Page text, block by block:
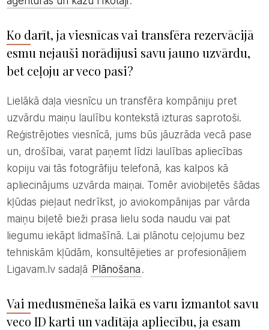
Ko darīt, ja viesnīcas vai transfēra rezervācijā
esmu nejauši norādījusi savu jauno uzvārdu,
bet ceļoju ar veco pasi?
Lielākā daļa viesnīcu un transfēra kompāniju pret
uzvārdu maiņu laulību kontekstā izturas saprotoši.
Reģistrējoties viesnīcā, jums būs jāuzrāda vecā pase
un, drošībai, varat paņemt līdzi laulības apliecības
kopiju vai tās fotogrāfiju telefonā, kas kalpos kā
apliecinājums uzvārda maiņai. Tomēr aviobiļetēs šādas
kļūdas pieļaut nedrīkst, jo aviokompānijas par vārda
maiņu biļetē bieži prasa lielu soda naudu vai pat
liegumu iekāpt lidmašīnā. Lai plānotu ceļojumu bez
tehniskām kļūdām, konsultējieties ar profesionāļiem
Ligavam.lv sadaļā Plānošana .
Vai medusmēneša laikā es varu izmantot savu
veco ID karti un vadītāja apliecību, ja esam